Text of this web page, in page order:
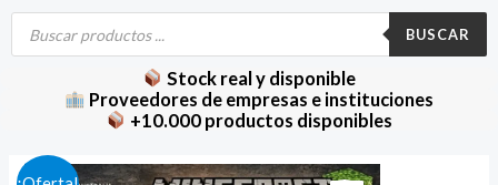
Búsqueda
productos
BUSCAR
Stock real y disponible
Proveedores de empresas e instituciones
+10.000 productos disponibles